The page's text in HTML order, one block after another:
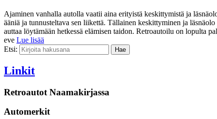
Ajaminen vanhalla autolla vaatii aina erityistä keskittymistä ja
ääniä ja tunnusteltava sen liikettä. Tällainen keskittyminen ja
auttaa löytämään hetkessä elämisen taidon. Retroautoilu on lopulta
eve Lue lisää
Etsi:
Linkit
Retroautot Naamakirjassa
Automerkit